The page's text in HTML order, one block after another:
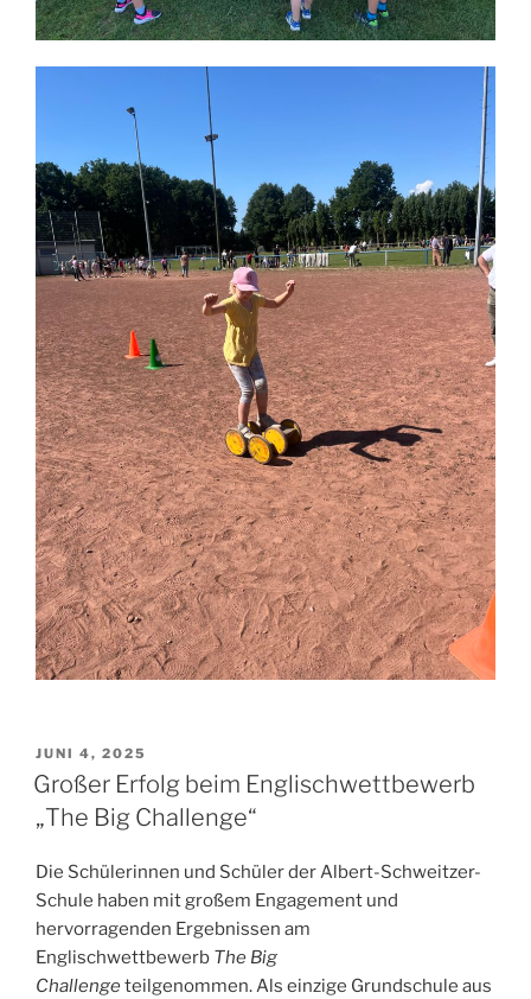
VERÖFFENTLICHT
AM
JUNI 4, 2025
Großer Erfolg beim Englischwettbewerb
„The Big Challenge“
Die Schülerinnen und Schüler der Albert-Schweitzer-
Schule haben mit großem Engagement und
hervorragenden Ergebnissen am
Englischwettbewerb The Big
Challengeteilgenommen. Als einzige Grundschule aus